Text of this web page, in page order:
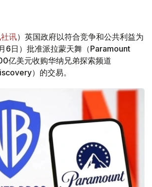
讯）英国政府以符合竞争和公共利益为
6日）批准派拉蒙天舞（Paramount
亿美元收购华纳兄弟探索频道
）的交易。